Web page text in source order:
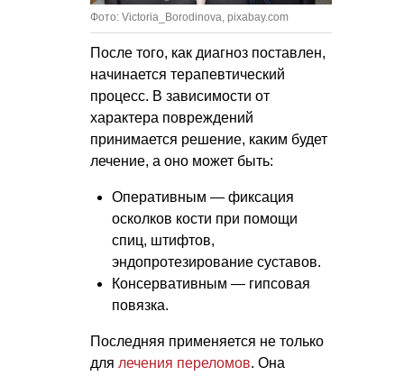
Фото: Victoria_Borodinova, pixabay.com
После того, как диагноз поставлен,
начинается терапевтический
процесс. В зависимости от
характера повреждений
принимается решение, каким будет
лечение, а оно может быть:
Оперативным — фиксация
осколков кости при помощи
спиц, штифтов,
эндопротезирование суставов.
Консервативным — гипсовая
повязка.
Последняя применяется не только
для лечения переломов. Она